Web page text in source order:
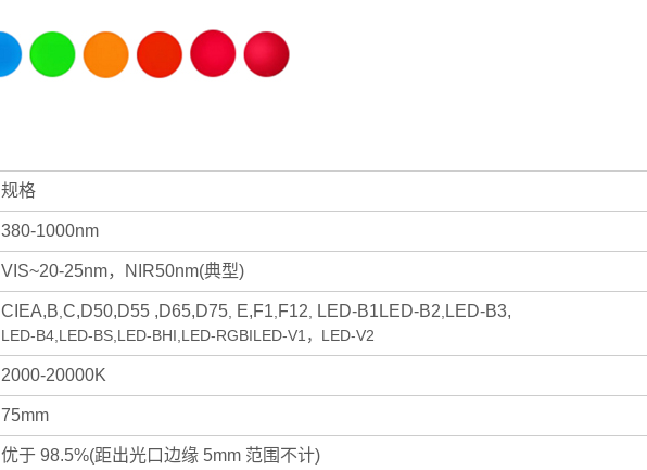
规格
380-1000nm
VIS~20-25nm，NIR50nm(典型)
CIEA,B,C,D50,D55 ,D65,D75, E,F1,F12, LED-B1LED-B2, LED-B3,
LED-B4,LED-BS,LED-BHI,LED-RGBILED-V1，LED-V2
2000-20000K
75mm
优于 98.5%(距出光口边缘 5mm 范围不计)